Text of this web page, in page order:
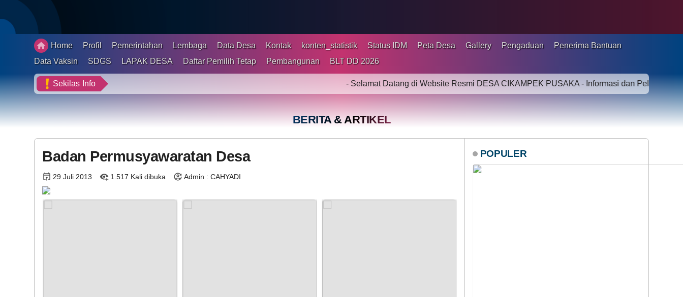
Home Profil Pemerintahan Lembaga Data Desa Kontak konten_statistik Status IDM Peta Desa Gallery Pengaduan
Penerima Bantuan
Data Vaksin
SDGS LAPAK DESA Daftar Pemilih Tetap Pembangunan BLT DD 2026
Daftar Pemilih Tetap
Pembangunan
BLT DD 2026
Sekilas Info - Selamat Datang di Website Resmi DESA CIKAMPEK PUSAKA - Informasi dan Pelayanan Online
BERITA & ARTIKEL
Badan Permusyawaratan Desa
29 Juli 2013 1.517 Kali dibuka Admin : CAHYADI
POPULER